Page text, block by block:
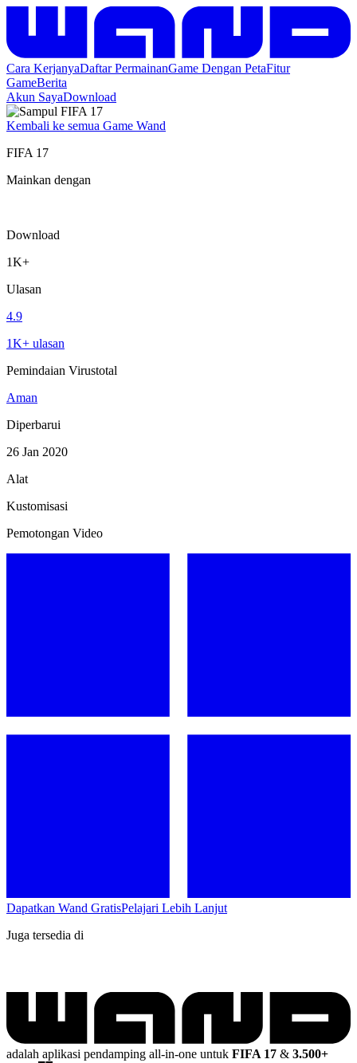
Cara KerjanyaDaftar PermainanGame Dengan PetaFitur
GameBerita
Akun SayaDownload
Kembali ke semua Game Wand
FIFA 17
Mainkan dengan
Download
1K+
Ulasan
4.9
1K+ ulasan
Pemindaian Virustotal
Aman
Diperbarui
26 Jan 2020
Alat
Kustomisasi
Pemotongan Video
Dapatkan Wand GratisPelajari Lebih Lanjut
Juga tersedia di
adalah aplikasi pendamping all-in-one untuk FIFA 17 & 3.500+